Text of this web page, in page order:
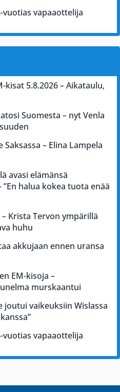
vapaaottelija
kisat 5.8.2026 – Aikataulu,
Suomesta – nyt Venla
– Elina Lampela
avasi elämänsä
halua kokea tuota enää
Krista Tervon ympärillä
huhu
akkujaan ennen uransa
EM-kisoja –
murskaantui
vaikeuksiin Wislassa
vapaaottelija